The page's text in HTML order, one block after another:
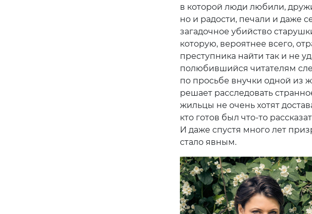
в которой люди любили,
но и радости, печали и даже
загадочное убийство
которую, вероятнее всего,
преступника найти так и не
полюбившийся читателям
по просьбе внучки одной из
решает расследовать
жильцы не очень хотят
кто готов был что-то
И даже спустя много лет
стало явным.